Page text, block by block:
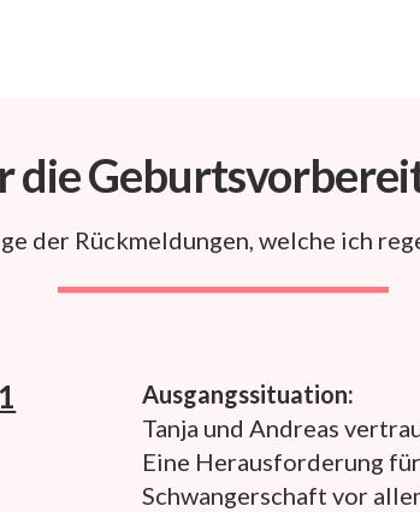
die
der Rückmeldungen, welche ich
Ausgangssituation:
Tanja und Andreas
Eine Herausforderung
Schwangerschaft vor